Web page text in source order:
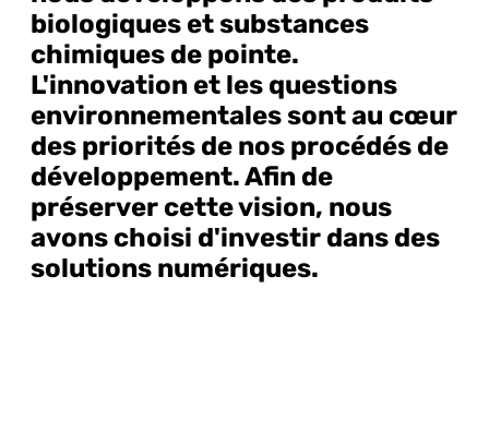
biologiques et substances
chimiques de pointe.
L'innovation et les questions
environnementales sont au cœur
des priorités de nos procédés de
développement. Afin de
préserver cette vision, nous
avons choisi d'investir dans des
solutions numériques.